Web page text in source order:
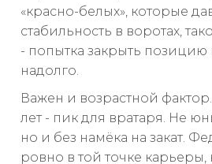
«красно-белых», которые
стабильность в воротах,
- попытка закрыть позицию
надолго.
Важен и возрастной
лет - пик для вратаря. Не
но и без намёка на закат.
ровно в той точке карьеры,